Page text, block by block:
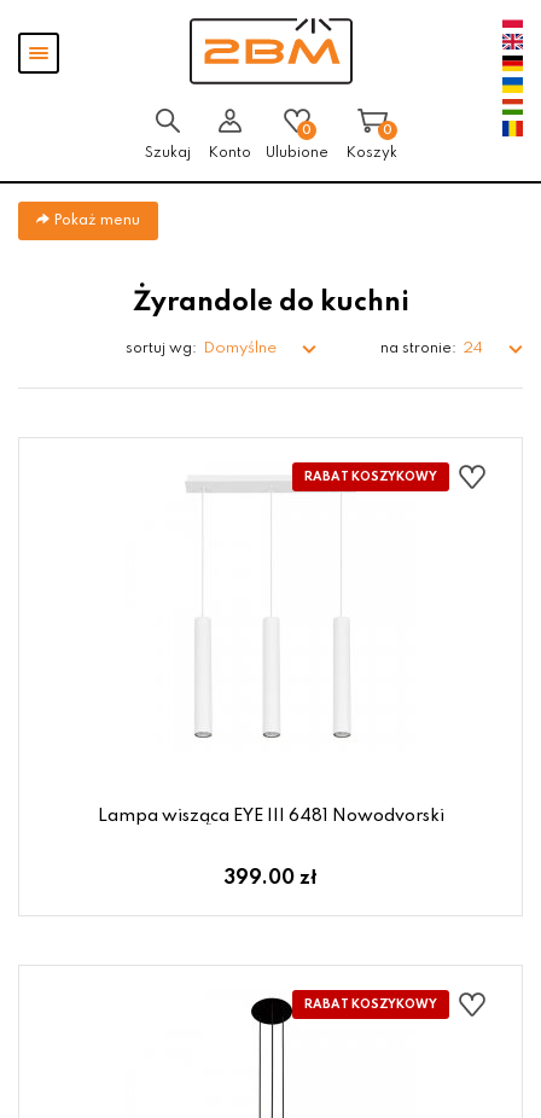
Pokaż
menu
Szukaj Konto
0
Ulubione
0
Koszyk
Pokaż menu
Żyrandole do kuchni
sortuj wg: Domyślne na stronie: 24
Lampa wisząca EYE III 6481 Nowodvorski
399.00 zł